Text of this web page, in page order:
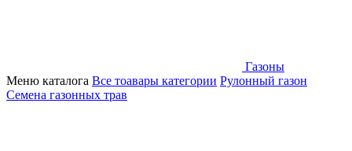
Газоны
Меню каталога Все тоавары категории Рулонный газон
Семена газонных трав